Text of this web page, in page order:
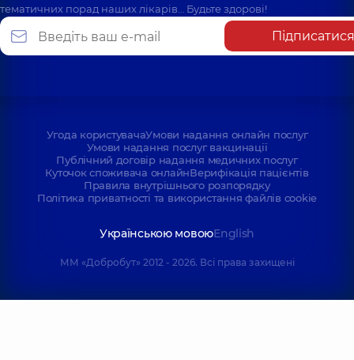
тематичних порад наших лікарів… Будьте здорові!
Підписатися
Угода користувачаУмови надання онлайн послуг
Умови надання послуг вакцинації
Публічний договір надання медичних послуг
Куточок споживача онлайнВерифікація пацієнтів
Правила внутрішнього розпорядку
Політика приватності та використання файлів cookie
Українською мовоюEnglish
ММ «Добробут» 2012 - 2026. Всі права захищені